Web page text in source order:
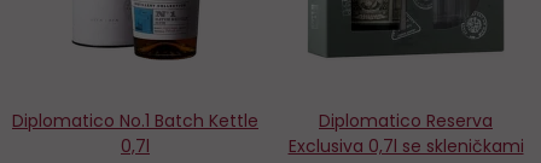
Diplomatico No.1 Batch Kettle
0,7l
Diplomatico Reserva
Exclusiva 0,7l se skleničkami